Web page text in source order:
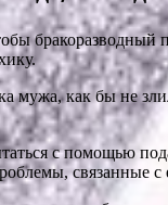
мужа, как бы не
с помощью
связанные с